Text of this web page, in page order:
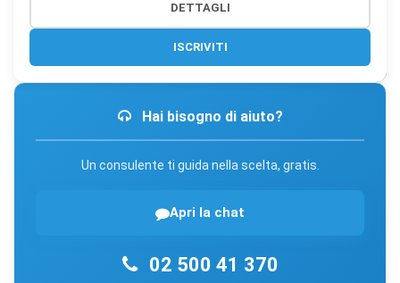
DETTAGLI
ISCRIVITI
Hai bisogno di aiuto?
Un consulente ti guida nella scelta, gratis.
Apri la chat
02 500 41 370